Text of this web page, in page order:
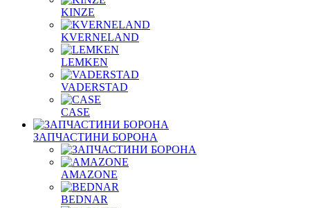
KINZE
KVERNELAND
LEMKEN
VADERSTAD
СASE
ЗАПЧАСТИНИ БОРОНА
AMAZONE
BEDNAR